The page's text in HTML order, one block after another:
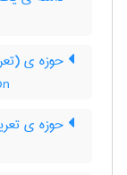
حوزه ی
حوزه ی